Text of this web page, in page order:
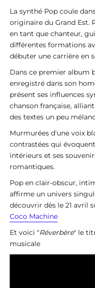
La synthé Pop coule
originaire du Grand Est.
en tant que chanteur,
différentes formations
débuter une carrière en
Dans ce premier album
enregistré dans son
présent ses influences
chanson française,
des textes un peu
Murmurées d'une voix
contrastées qui
intérieurs et ses
romantiques.
Pop en clair-obscur,
affirme un univers
découvrir dès le 21 avril
Coco Machine
Et voici "Réverbère" le
musicale